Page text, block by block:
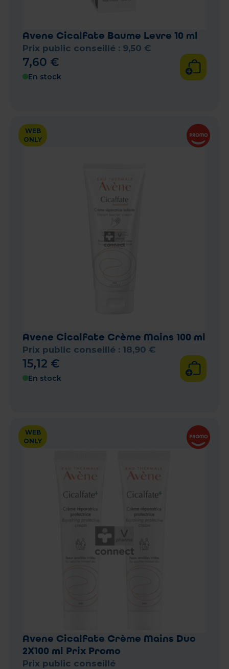
Avene Cicalfate Baume Levre 10 ml
Prix public conseillé : 9,50 €
7,60 €
En stock
WEB
ONLY
Avene Cicalfate Crème Mains 100 ml
Prix public conseillé : 18,90 €
15,12 €
En stock
WEB
ONLY
Avene Cicalfate Crème Mains Duo
2X100 ml Prix Promo
Prix public conseillé